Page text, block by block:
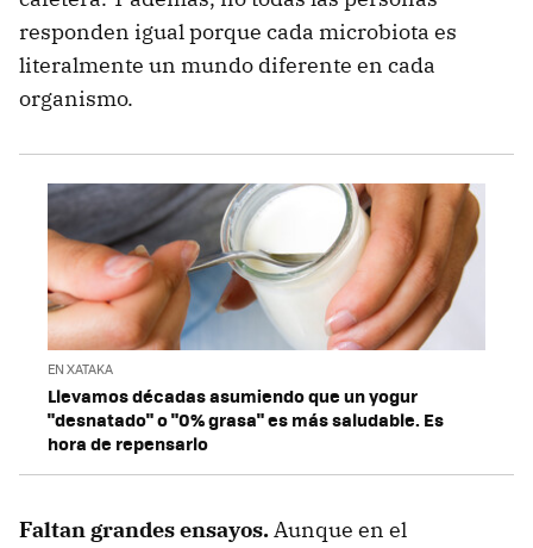
responden igual porque cada microbiota es
literalmente un mundo diferente en cada
organismo.
EN XATAKA
Llevamos décadas asumiendo que un yogur
"desnatado" o "0% grasa" es más saludable. Es
hora de repensarlo
Faltan grandes ensayos.Aunque en el